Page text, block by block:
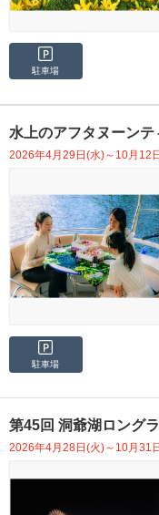
駐車場
水上のアフタヌーン
2026年4月29日(水)～10月12
駐車場
第45回 洞爺湖ロング
2026年4月28日(火)～10月31